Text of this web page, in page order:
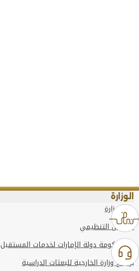
الوزارة
عن الوزارة
الهيكل التنظيمي
وعد حكومة دولة الإمارات لخدمات المستقبل
برنامج وزارة الخارجية للبعثات الدراسية